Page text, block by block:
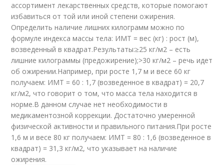
ассортимент лекарственных средств, которые помогают
избавиться от той или иной степени ожирения.
Определить наличие лишних килограмм можно по
формуле индекса массы тела: ИМТ = вес (кг) : рост (м),
возведенный в квадрат.Результаты:≥25 кг/м2 – есть
лишние килограммы (предожирение);>30 кг/м2 – речь идет
об ожирении.Например, при росте 1,7 м и весе 60 кг
получаем: ИМТ = 60 : 1,7 (возведенное в квадрат) = 20,7
кг/м2, что говорит о том, что масса тела находится в
норме.В данном случае нет необходимости в
медикаментозной коррекции. Достаточно умеренной
физической активности и правильного питания.При росте
1,6 м и весе 80 кг получаем: ИМТ = 80 : 1,6 (возведенное в
квадрат) = 31,3 кг/м2, что указывает на наличие
ожирения.